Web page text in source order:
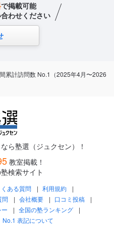
で掲載可能
わせください
累計訪問数 No.1（2025年4月〜2026
ら塾選（ジュクセン）！
教室掲載！
検索サイト
くある質問
利用規約
問 会社概要
口コミ投稿
全国の塾ランキング
No.1 表記について